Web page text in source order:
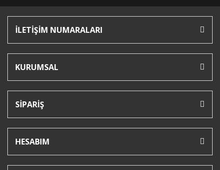
İLETİŞİM NUMARALARI
KURUMSAL
SİPARİŞ
HESABIM